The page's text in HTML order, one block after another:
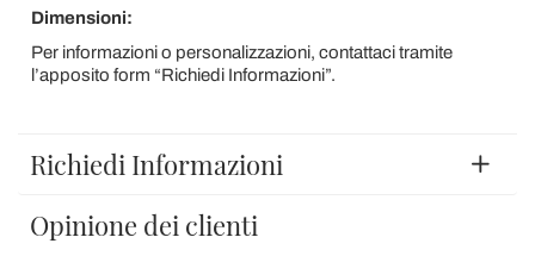
Dimensioni:
Per informazioni o personalizzazioni, contattaci tramite
l’apposito form “Richiedi Informazioni”.
Richiedi Informazioni
Opinione dei clienti